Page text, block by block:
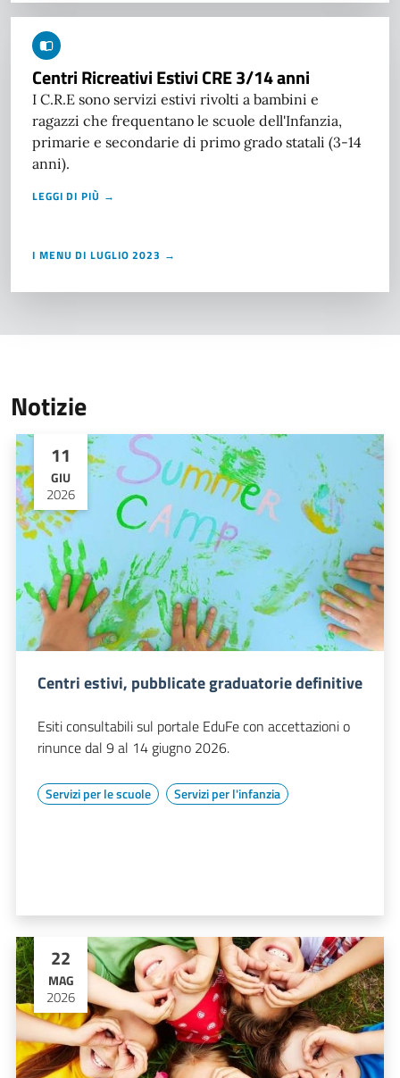
Centri Ricreativi Estivi CRE 3/14 anni
I C.R.E sono servizi estivi rivolti a bambini e
ragazzi che frequentano le scuole dell'Infanzia,
primarie e secondarie di primo grado statali (3-14
anni).
LEGGI DI PIÙ →
I MENU DI LUGLIO 2023 →
Notizie
11
GIU
2026
Centri estivi, pubblicate graduatorie definitive
Esiti consultabili sul portale EduFe con accettazioni o
rinunce dal 9 al 14 giugno 2026.
Servizi per le scuole Servizi per l'infanzia
22
MAG
2026